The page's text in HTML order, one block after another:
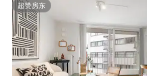
超赞房东
超赞房东